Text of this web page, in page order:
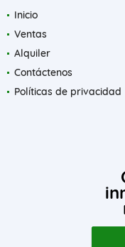
Inicio
Ventas
Alquiler
Contáctenos
Políticas de privacidad